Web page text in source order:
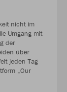
nicht im
Umgang mit
der
über
jeden Tag
„Our